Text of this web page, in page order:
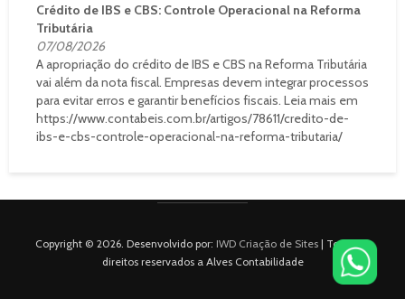
Crédito de IBS e CBS: Controle Operacional na Reforma
Tributária
07/08/2026
A apropriação do crédito de IBS e CBS na Reforma Tributária
vai além da nota fiscal. Empresas devem integrar processos
para evitar erros e garantir benefícios fiscais. Leia mais em
https://www.contabeis.com.br/artigos/78611/credito-de-
ibs-e-cbs-controle-operacional-na-reforma-tributaria/
Copyright © 2026. Desenvolvido por: IWD Criação de Sites | Todos os
direitos reservados a Alves Contabilidade